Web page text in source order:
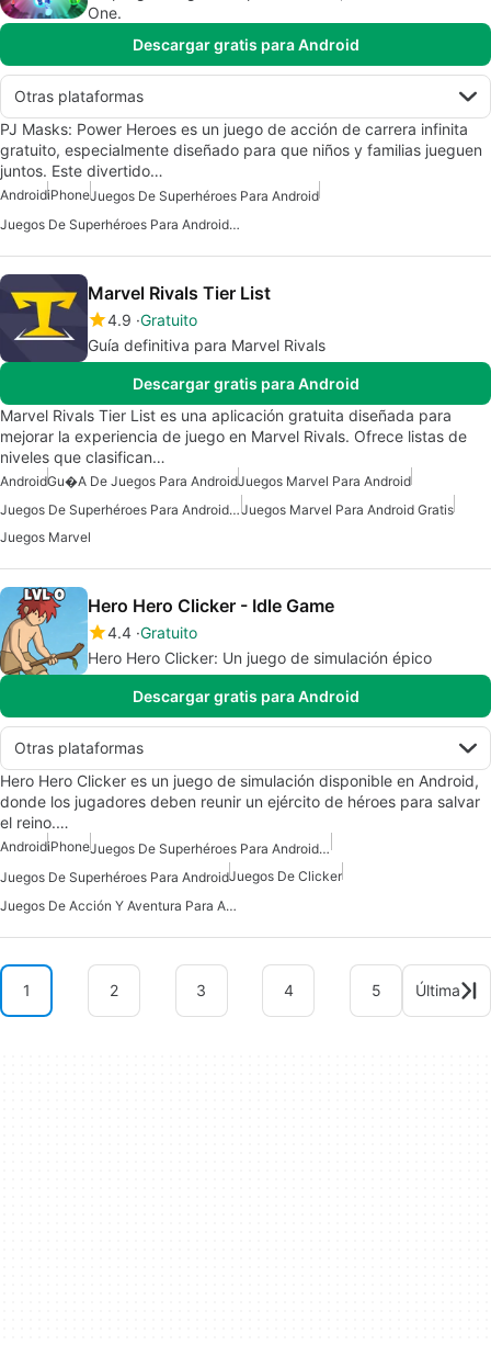
One.
Descargar gratis para Android
Otras plataformas
PJ Masks: Power Heroes es un juego de acción de carrera infinita
gratuito, especialmente diseñado para que niños y familias jueguen
juntos. Este divertido…
AndroidiPhoneJuegos De Superhéroes Para Android
Juegos De Superhéroes Para Android Gratis
Marvel Rivals Tier List
4.9 Gratuito
Guía definitiva para Marvel Rivals
Descargar gratis para Android
Marvel Rivals Tier List es una aplicación gratuita diseñada para
mejorar la experiencia de juego en Marvel Rivals. Ofrece listas de
niveles que clasifican…
AndroidGu�a De Juegos Para AndroidJuegos Marvel Para Android
Juegos De Superhéroes Para Android GratisJuegos Marvel Para Android Gratis
Juegos Marvel
Hero Hero Clicker - Idle Game
4.4 Gratuito
Hero Hero Clicker: Un juego de simulación épico
Descargar gratis para Android
Otras plataformas
Hero Hero Clicker es un juego de simulación disponible en Android,
donde los jugadores deben reunir un ejército de héroes para salvar
el reino.…
AndroidiPhone
Juegos De Superhéroes Para Android Gratis
Juegos De Superhéroes Para AndroidJuegos De Clicker
Juegos De Acción Y Aventura Para Android
1 2 3 4 5 Última